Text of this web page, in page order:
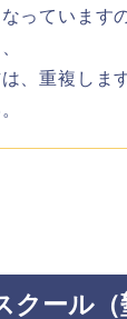
っています
、重複しま
ール（